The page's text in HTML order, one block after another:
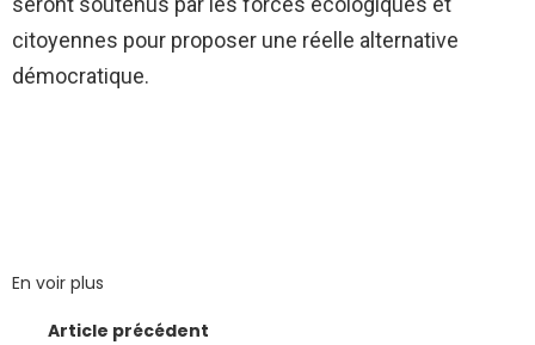
citoyennes pour proposer une réelle alternative
démocratique.
En voir plus
Article précédent